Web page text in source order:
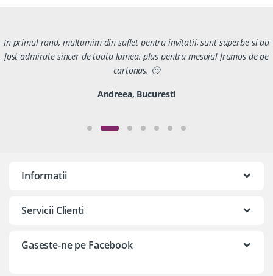
In primul rand, multumim din suflet pentru invitatii, sunt superbe si au
fost admirate sincer de toata lumea, plus pentru mesajul frumos de pe
cartonas. 🙂
Andreea, Bucuresti
Informatii
Servicii Clienti
Gaseste-ne pe Facebook